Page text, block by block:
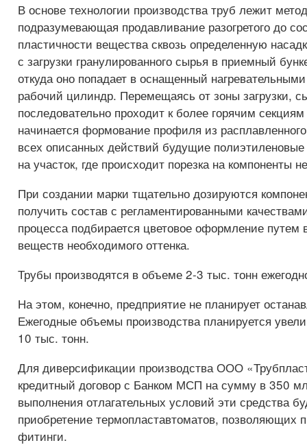
В основе технологии производства труб лежит
подразумевающая продавливание разогретого до
пластичности вещества сквозь определенную
с загрузки гранулированного сырья в приемный
откуда оно попадает в оснащенный
рабочий цилиндр. Перемещаясь от зоны загрузки,
последовательно проходит к более горячим
начинается формование профиля из
всех описанных действий будущие
на участок, где происходит порезка на компоненты
При создании марки тщательно дозируются
получить состав с регламентированными
процесса подбирается цветовое оформление путем
веществ необходимого оттенка.
Трубы производятся в объеме 2-3 тыс. тонн
На этом, конечно, предприятие не планирует
Ежегодные объемы производства планируется
10 тыс. тонн.
Для диверсификации производства ООО
кредитный договор с Банком МСП на сумму в 350
выполнения отлагательных условий эти средства
приобретение термопластавтоматов, позволяющих
фитинги.